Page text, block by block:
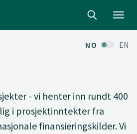
NO EN
- vi henter inn rundt 400
i prosjektinntekter fra
finansieringskilder. Vi